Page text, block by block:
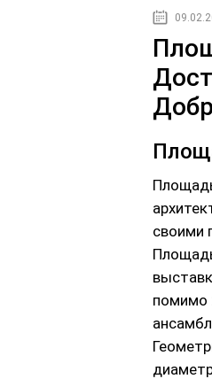
своими
помимо